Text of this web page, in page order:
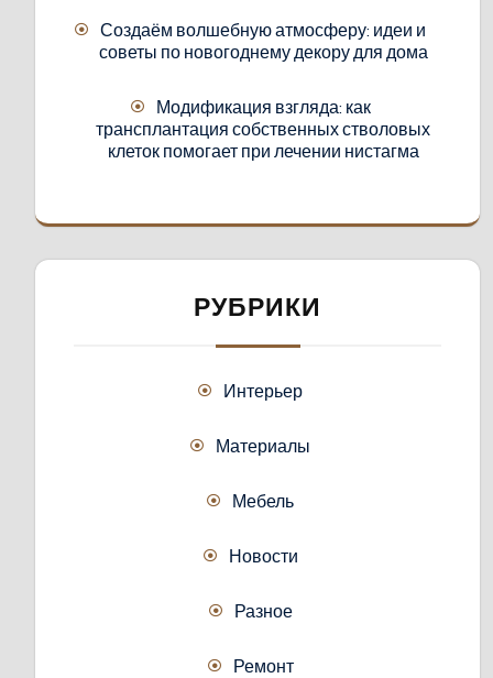
Создаём волшебную атмосферу: идеи и
советы по новогоднему декору для дома
Модификация взгляда: как
трансплантация собственных стволовых
клеток помогает при лечении нистагма
РУБРИКИ
Интерьер
Материалы
Мебель
Новости
Разное
Ремонт